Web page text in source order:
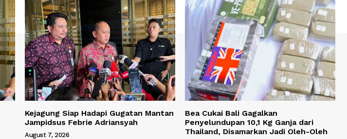
Kejagung Siap Hadapi Gugatan Mantan
Jampidsus Febrie Adriansyah
August 7, 2026
Bea Cukai Bali Gagalkan
Penyelundupan 10,1 Kg Ganja dari
Thailand, Disamarkan Jadi Oleh-Oleh